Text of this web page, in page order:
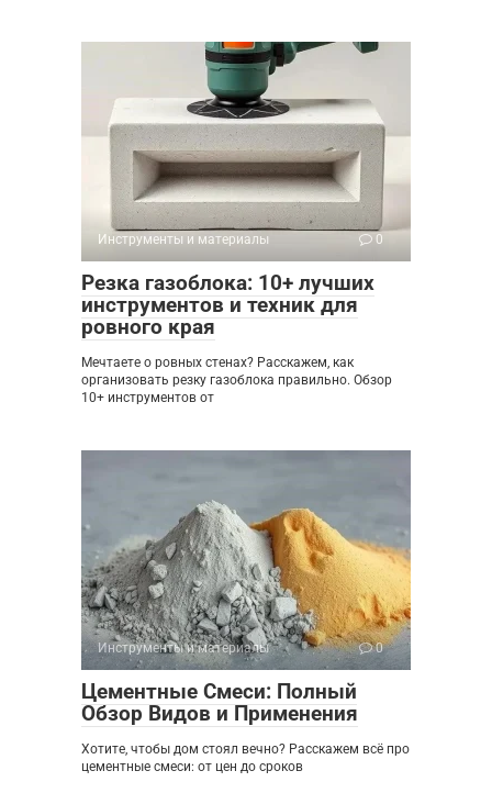
Инструменты и материалы 0
Резка газоблока: 10+ лучших
инструментов и техник для
ровного края
Мечтаете о ровных стенах? Расскажем, как
организовать резку газоблока правильно. Обзор
10+ инструментов от
Инструменты и материалы 0
Цементные Смеси: Полный
Обзор Видов и Применения
Хотите, чтобы дом стоял вечно? Расскажем всё про
цементные смеси: от цен до сроков